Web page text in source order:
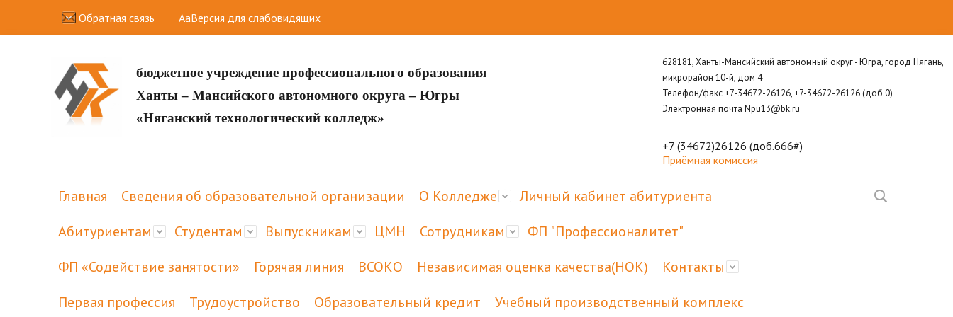
Обратная связь AaВерсия для слабовидящих
бюджетное учреждение профессионального образования
Ханты – Мансийского автономного округа – Югры
«Няганский технологический колледж»
628181, Ханты-Мансийский автономный округ - Югра, город Нягань,
микрорайон 10-й, дом 4
Телефон/факс +7-34672-26126, +7-34672-26126 (доб.0)
Электронная почта Npu13@bk.ru
+7 (34672)26126 (доб.666#)
Приёмная комиссия
Главная Сведения об образовательной организации О Колледже
Личный кабинет абитуриента
Абитуриентам
Студентам Выпускникам ЦМН Сотрудникам
ФП "Профессионалитет"
ФП «Содействие занятости»
Горячая линия ВСОКО Независимая оценка качества(НОК) Контакты
Первая профессия Трудоустройство Образовательный кредит Учебный производственный комплекс